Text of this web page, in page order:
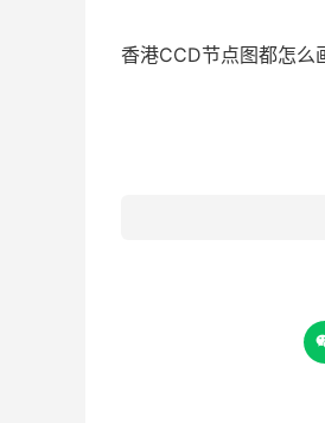
香港CCD节点图都怎么